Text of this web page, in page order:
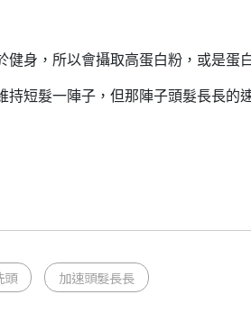
健身，所以會攝取高蛋白粉，或是蛋
持短髮一陣子，但那陣子頭髮長長
頭 加速頭髮長長